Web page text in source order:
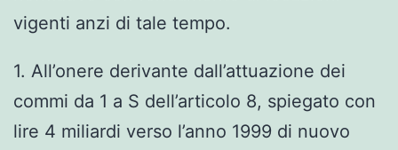
vigenti anzi di tale tempo.
1. All’onere derivante dall’attuazione dei
commi da 1 a S dell’articolo 8, spiegato con
lire 4 miliardi verso l’anno 1999 di nuovo